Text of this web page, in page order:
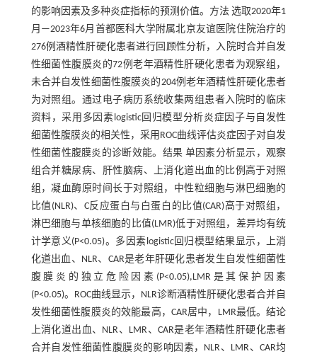
的影响因素及多种炎症指标的预测价值。方法 选取2020年1
月—2023年6月首都医科大学附属北京友谊医院住院治疗的
276例酒精性肝硬化患者进行回顾性分析，入院时合并自发
性细菌性腹膜炎的72例老年酒精性肝硬化患者为观察组，
未合并自发性细菌性腹膜炎的204例老年酒精性肝硬化患者
为对照组。通过电子病历系统收集两组患者入院时的临床
资料，采用多因素logistic回归模型分析炎症因子与自发性
细菌性腹膜炎的相关性，采用ROC曲线评估炎症因子对自发
性细菌性腹膜炎的诊断效能。结果 单因素分析显示，观察
组合并糖尿病、肝性脑病、上消化道出血的比例高于对照
组，凝血酶原时间长于对照组，中性粒细胞与淋巴细胞的
比值(NLR)、C反应蛋白与白蛋白的比值(CAR)高于对照组，
淋巴细胞与单核细胞的比值(LMR)低于对照组，差异均有统
计学意义(P<0.05)。多因素logistic回归模型结果显示，上消
化道出血、NLR、CAR是老年肝硬化患者发生自发性细菌性
腹膜炎的独立危险因素(P<0.05),LMR是其保护因素
(P<0.05)。ROC曲线显示，NLR诊断酒精性肝硬化患者合并自
发性细菌性腹膜炎的效能最高，CAR居中，LMR最低。结论
上消化道出血、NLR、LMR、CAR是老年酒精性肝硬化患者
合并自发性细菌性腹膜炎的影响因素，NLR、LMR、CAR均